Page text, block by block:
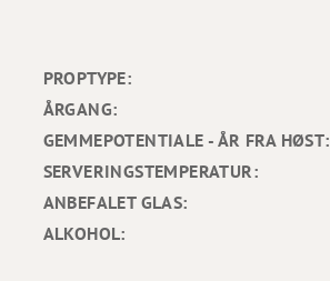
PROPTYPE:
ÅRGANG:
GEMMEPOTENTIALE - ÅR FRA HØST:
SERVERINGSTEMPERATUR:
ANBEFALET GLAS:
ALKOHOL: